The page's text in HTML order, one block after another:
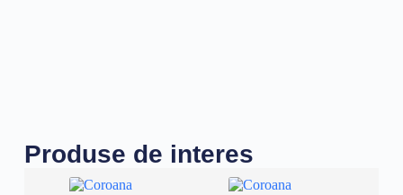
Produse de interes